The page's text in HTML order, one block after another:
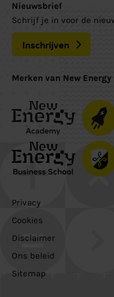
Nieuwsbrief
Schrijf je in voor de
Inschrijven
Merken van New
Privacy
Cookies
Disclaimer
Ons beleid
Sitemap